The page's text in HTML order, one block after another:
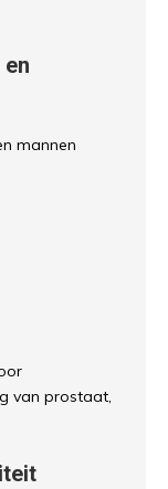
mannen
van prostaat,